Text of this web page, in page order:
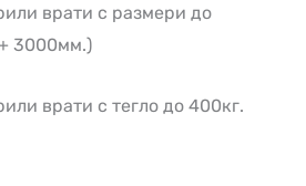
врати с размери до
3000мм.)
врати с тегло до 400кг.